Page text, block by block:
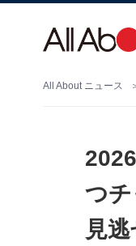
All About ニュース
つ
見